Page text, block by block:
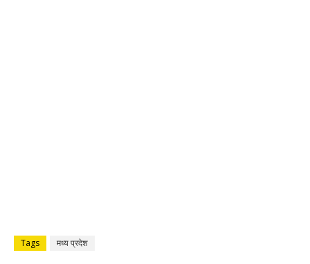
Tags मध्य प्रदेश